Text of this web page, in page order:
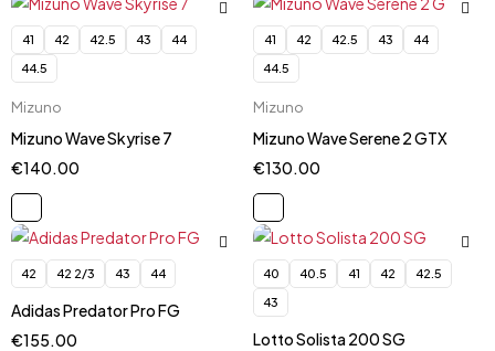
41 42 42.5 43
44
44.5
Mizuno
Mizuno Wave Skyrise 7
€140.00
41 42 42.5 43
44
44.5
Mizuno
Mizuno Wave Serene 2 GTX
€130.00
42 42 2/3 43 44
Adidas Predator Pro FG
€155.00
40 40.5 41 42
42.5
43
Lotto Solista 200 SG